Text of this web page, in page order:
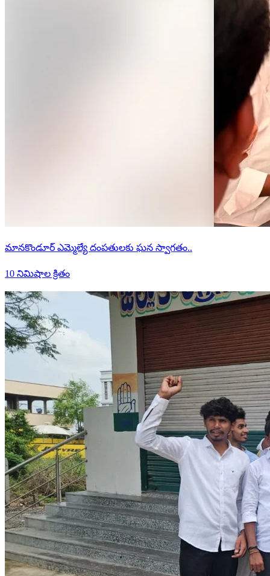
మానకొండూర్ ఎమ్మెల్యే దంపతులకు ఘన స్వాగతం..
10 నిమిషాల క్రితం